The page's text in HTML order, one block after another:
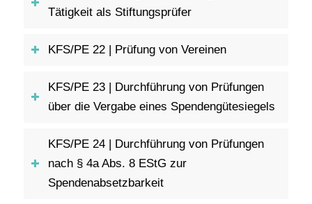
Tätigkeit als Stiftungsprüfer
KFS/PE 22 | Prüfung von Vereinen
KFS/PE 23 | Durchführung von Prüfungen
über die Vergabe eines Spendengütesiegels
KFS/PE 24 | Durchführung von Prüfungen
nach § 4a Abs. 8 EStG zur
Spendenabsetzbarkeit